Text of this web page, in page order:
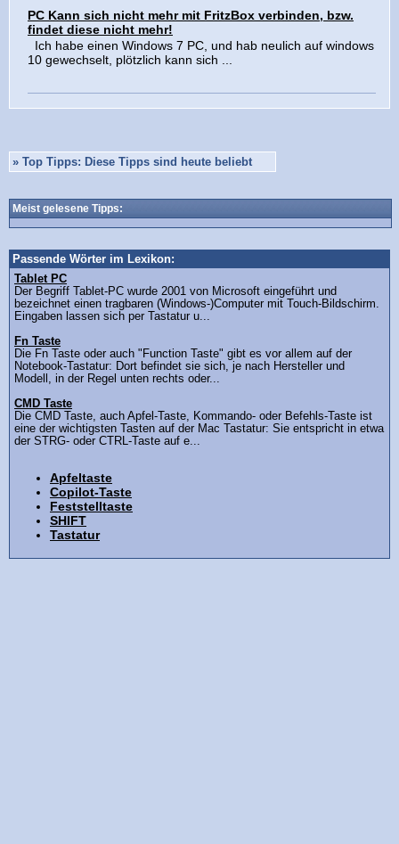
PC Kann sich nicht mehr mit FritzBox verbinden, bzw.
findet diese nicht mehr!
Ich habe einen Windows 7 PC, und hab neulich auf windows
10 gewechselt, plötzlich kann sich ...
» Top Tipps: Diese Tipps sind heute beliebt
Meist gelesene Tipps:
Passende Wörter im Lexikon:
Tablet PC
Der Begriff Tablet-PC wurde 2001 von Microsoft eingeführt und
bezeichnet einen tragbaren (Windows-)Computer mit Touch-Bildschirm.
Eingaben lassen sich per Tastatur u...
Fn Taste
Die Fn Taste oder auch "Function Taste" gibt es vor allem auf der
Notebook-Tastatur: Dort befindet sie sich, je nach Hersteller und
Modell, in der Regel unten rechts oder...
CMD Taste
Die CMD Taste, auch Apfel-Taste, Kommando- oder Befehls-Taste ist
eine der wichtigsten Tasten auf der Mac Tastatur: Sie entspricht in etwa
der STRG- oder CTRL-Taste auf e...
Apfeltaste
Copilot-Taste
Feststelltaste
SHIFT
Tastatur